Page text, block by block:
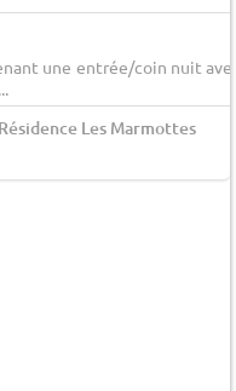
une entrée/coin nuit
Les Marmottes